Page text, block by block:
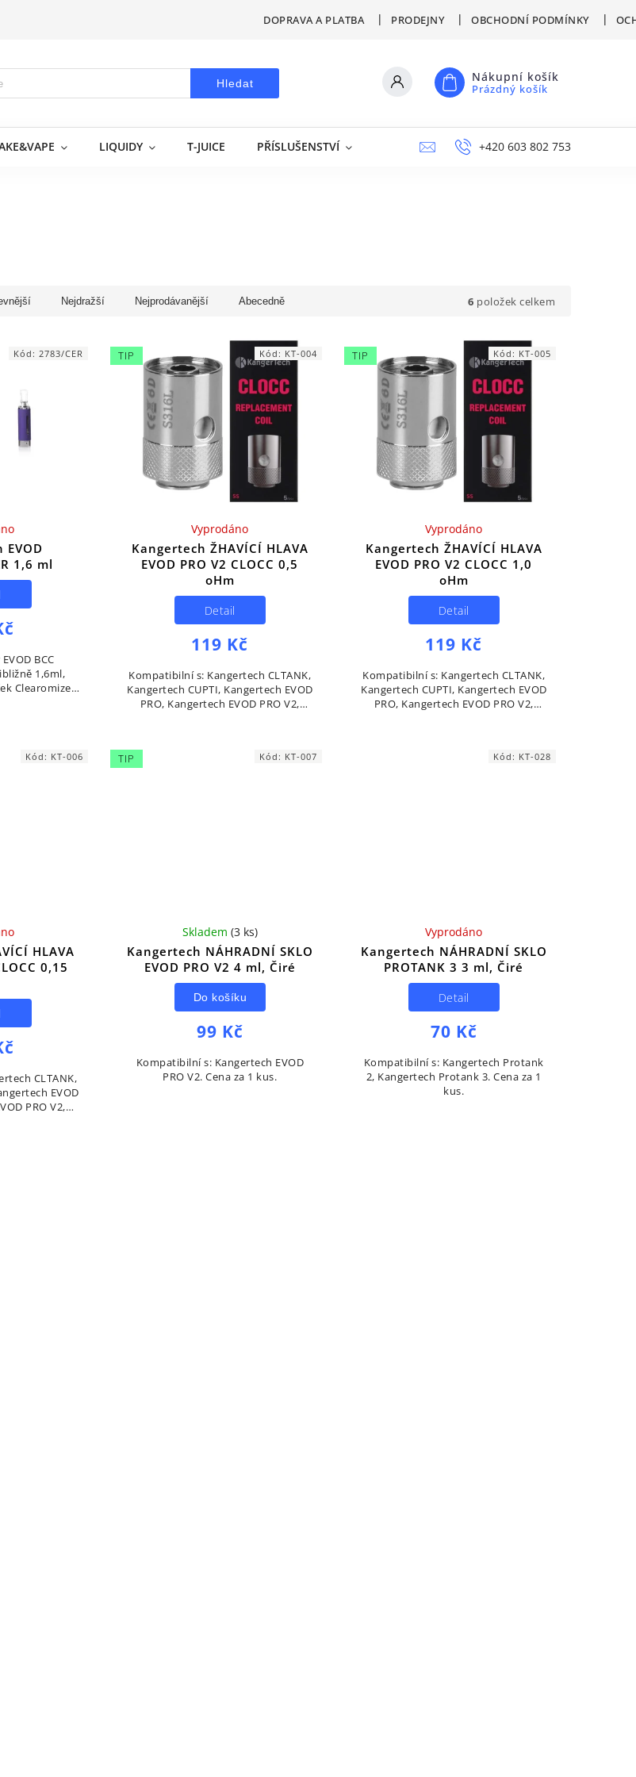
DOPRAVA A PLATBA PRODEJNY OBCHODNÍ PODMÍNKY
Hledat Nákupní košík
Prázdný košík
LIQUIDY T-JUICE PŘÍSLUŠENSTVÍ VÝPRODEJ NAPIŠTE NÁM
+420 603 802 753
Nejdražší Nejprodávanější Abecedně 6 položek celkem
1,6 ml
BCC
1,6ml,
Clearomizer
Kód: 2783/CER TIP
Kangertech ŽHAVÍCÍ HLAVA
EVOD PRO V2 CLOCC 0,5
oHm
Vyprodáno
119 Kč
Detail
Kompatibilní s: Kangertech CLTANK,
Kangertech CUPTI, Kangertech EVOD
PRO, Kangertech EVOD PRO V2,
Kód: KT-004 TIP
Kangertech ŽHAVÍCÍ HLAVA
EVOD PRO V2 CLOCC 1,0
oHm
Vyprodáno
119 Kč
Detail
Kompatibilní s: Kangertech CLTANK,
Kangertech CUPTI, Kangertech EVOD
PRO, Kangertech EVOD PRO V2,
Kód: KT-005
HLAVA
0,15
CLTANK,
EVOD
PRO V2,
Kód: KT-006 TIP
Kangertech NÁHRADNÍ SKLO
EVOD PRO V2 4 ml, Čiré
Skladem (3 ks)
99 Kč
Do košíku
Kompatibilní s: Kangertech EVOD
PRO V2. Cena za 1 kus.
Kód: KT-007
Kangertech NÁHRADNÍ SKLO
PROTANK 3 3 ml, Čiré
Vyprodáno
70 Kč
Detail
Kompatibilní s: Kangertech Protank
2, Kangertech Protank 3. Cena za 1
kus.
Kód: KT-028